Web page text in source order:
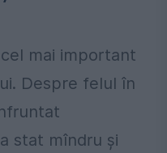
mai important
Despre felul în
stat mîndru și